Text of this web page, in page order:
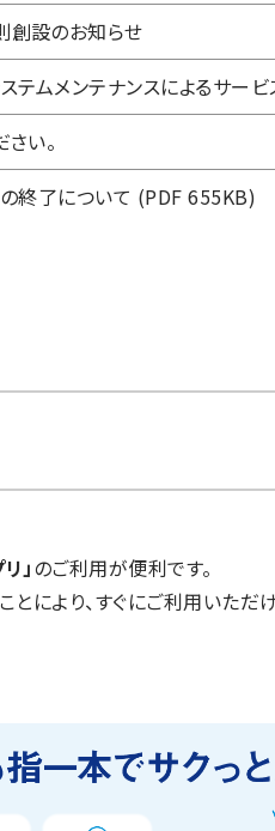
創設のお知らせ
テムメンテナンスによるサー
い。
の終了について (PDF 655KB)
」のご利用が便利です。
とにより、すぐにご利用いただけ